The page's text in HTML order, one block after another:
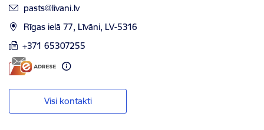
E-pasts:
pasts@livani.lv
Rīgas ielā 77, Līvāni, LV-5316
+371 65307255
Visi kontakti